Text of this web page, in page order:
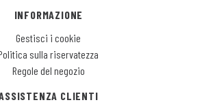
INFORMAZIONE
Gestisci i cookie
sulla riservatezza
Regole del negozio
CLIENTI